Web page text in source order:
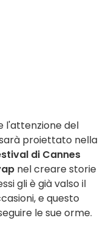
del
proiettato nella
di Cannes
nel creare storie
gli è già valso il
e questo
le sue orme.